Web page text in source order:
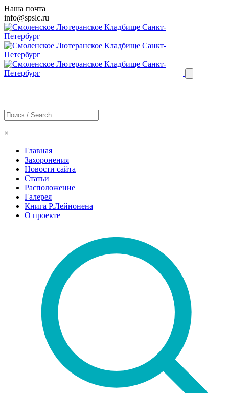
Наша почта
info@spslc.ru
×
Главная
Захоронения
Новости сайта
Статьи
Расположение
Галерея
Книга Р.Лейнонена
О проекте